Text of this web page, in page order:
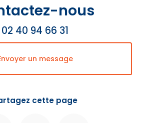
nous
02 40 94 66 31
un message
cette page